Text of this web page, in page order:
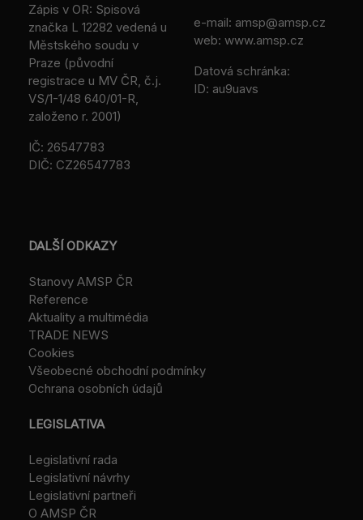
Zápis v OR: Spisová
značka L 12282 vedená u
Městského soudu v
Praze (původní
registrace u MV ČR, č.j.
VS/1-1/48 640/01-R,
založeno r. 2001)
IČ: 26547783
DIČ: CZ26547783
e-mail: amsp@amsp.cz
web: www.amsp.cz
Datová schránka:
ID: au9uavs
DALŠÍ ODKAZY
Stanovy AMSP ČR
Reference
Aktuality a multimédia
TRADE NEWS
Cookies
Všeobecné obchodní podmínky
Ochrana osobních údajů
LEGISLATIVA
Legislativní rada
Legislativní návrhy
Legislativní partneři
O AMSP ČR